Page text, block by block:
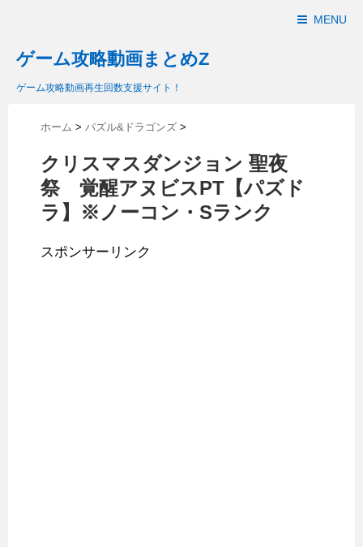
MENU
ゲーム攻略動画まとめZ
ゲーム攻略動画再生回数支援サイト！
ホーム > パズル&ドラゴンズ >
クリスマスダンジョン 聖夜
祭 覚醒アヌビスPT【パズド
ラ】※ノーコン・Sランク
スポンサーリンク